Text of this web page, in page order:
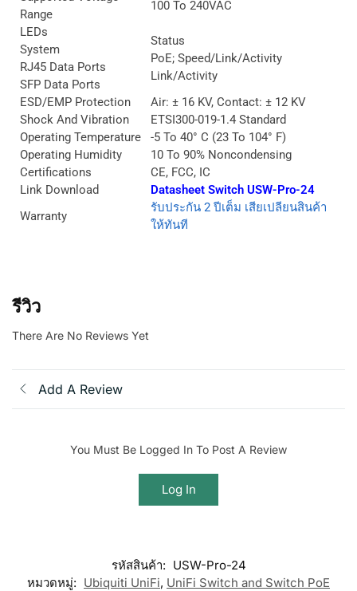
Range
100 To 240VAC
LEDs
System
RJ45 Data Ports
SFP Data Ports
Status
PoE; Speed/Link/Activity
Link/Activity
ESD/EMP Protection
Air: ± 16 KV, Contact: ± 12 KV
Shock And Vibration
ETSI300-019-1.4 Standard
Operating Temperature
-5 To 40° C (23 To 104° F)
Operating Humidity
10 To 90% Noncondensing
Certifications
CE, FCC, IC
Link Download
Datasheet Switch USW-Pro-24
Warranty
รับประกัน 2 ปีเต็ม เสียเปลียนสินค้า
ให้ทันที
รีวิว
There Are No Reviews Yet
Add A Review
You Must Be Logged In To Post A Review
Log In
รหัสสินค้า: USW-Pro-24
หมวดหมู่: Ubiquiti UniFi, UniFi Switch and Switch PoE